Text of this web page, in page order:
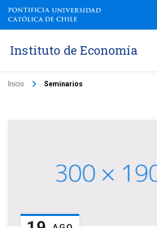
Instituto de Economía
Inicio keyboard_arrow_right Seminarios